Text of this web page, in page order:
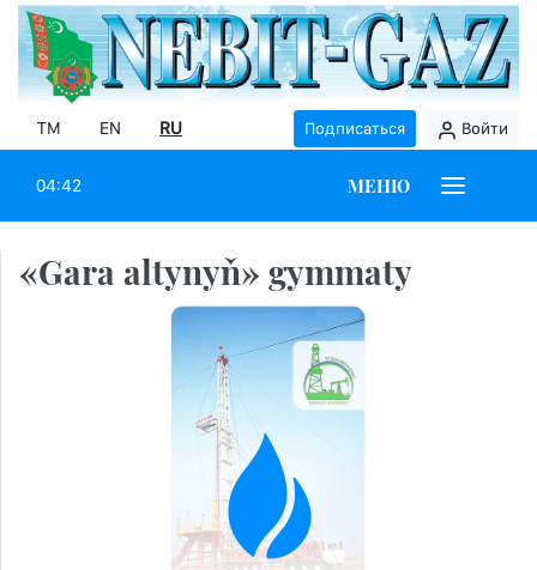
TM EN RU Подписаться Войти
04:42 МЕНЮ
«Gara altynyň» gymmaty